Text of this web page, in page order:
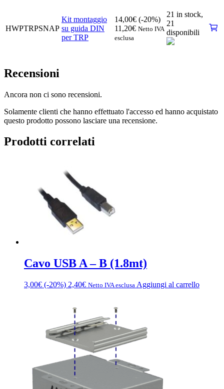
HWPTRPSNAP
Kit montaggio
su guida DIN
per TRP
14,00€ (-20%)
11,20€ Netto IVA
esclusa
21 in stock,
21
disponibili
Recensioni
Ancora non ci sono recensioni.
Solamente clienti che hanno effettuato l'accesso ed hanno acquistato
questo prodotto possono lasciare una recensione.
Prodotti correlati
Cavo USB A – B (1.8mt)
3,00€ (-20%) 2,40€ Netto IVA esclusa Aggiungi al carrello